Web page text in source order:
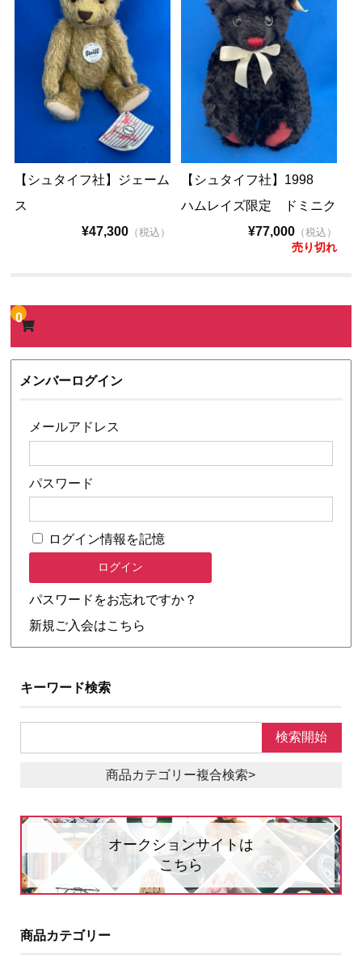
【シュタイフ社】ジェーム
ス
¥47,300 （税込）
【シュタイフ社】1998
ハムレイズ限定 ドミニク
¥77,000 （税込）
売り切れ
0
メンバーログイン
メールアドレス
パスワード
ログイン情報を記憶
パスワードをお忘れですか？
新規ご入会はこちら
キーワード検索
商品カテゴリー複合検索>
オークションサイトは
こちら
商品カテゴリー